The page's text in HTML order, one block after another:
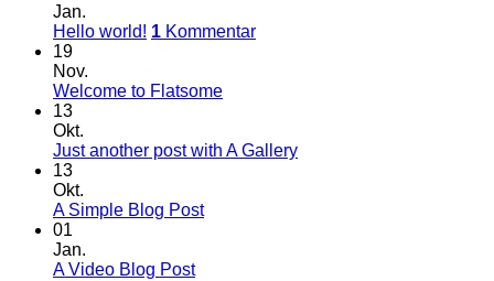
Jan.
Hello world! 1 Kommentar
19
Nov.
Welcome to Flatsome
13
Okt.
Just another post with A Gallery
13
Okt.
A Simple Blog Post
01
Jan.
A Video Blog Post